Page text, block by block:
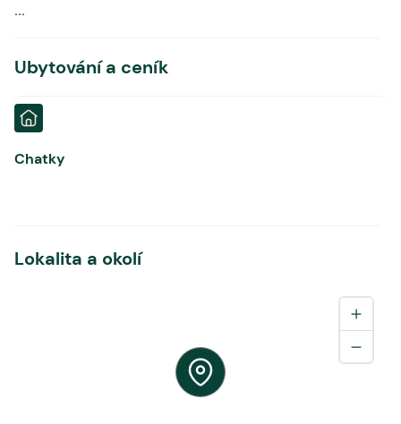
...
Ubytování a ceník
Chatky
Lokalita a okolí